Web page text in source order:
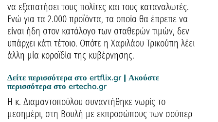
να εξαπατήσει τους πολίτες και τους καταναλωτές.
Ενώ για τα 2.000 προϊόντα, τα οποία θα έπρεπε να
είναι ήδη στον κατάλογο των σταθερών τιμών, δεν
υπάρχει κάτι τέτοιο. Οπότε η Χαριλάου Τρικούπη λέει
άλλη μία κοροϊδία της κυβέρνησης.
Δείτε περισσότερα στο ertflix.gr| Ακούστε
περισσότερα στο ertecho.gr
Η κ. Διαμαντοπούλου συναντήθηκε νωρίς το
μεσημέρι, στη Βουλή με εκπροσώπους των σούπερ